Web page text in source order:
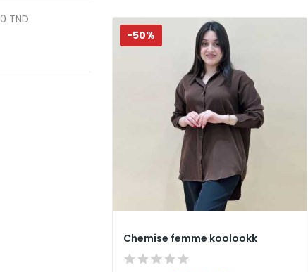
TND
-50%
Chemise femme koolookk